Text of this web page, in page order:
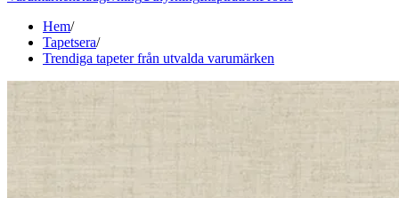
Hem/
Tapetsera/
Trendiga tapeter från utvalda varumärken